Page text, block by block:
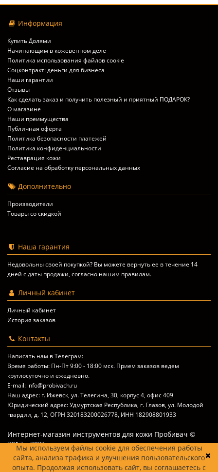
Мы используем файлы cookie для обеспечения работы
сайта, анализа трафика и улучшения пользовательского
опыта. Продолжая использовать сайт, вы соглашаетесь с
Информация
Купить Долями
Начинающим в кожевенном деле
Политика использования файлов cookie
Соцконтракт: деньги для бизнеса
Наши гарантии
Отзывы
Как сделать заказ и получить полезный и приятный ПОДАРОК?
О магазине
Наши преимущества
Публичная оферта
Политика безопасности платежей
Политика конфиденциальности
Реставрация кожи
Согласие на обработку персональных данных
Дополнительно
Производители
Товары со скидкой
Наша гарантия
Недовольны своей покупкой? Вы можете вернуть ее в течение 14
дней с даты продажи, согласно нашим правилам.
Личный кабинет
Личный кабинет
История заказов
Контакты
Написать нам в Телеграм:
Время работы: Пн-Пт 9:00 - 18:00 мск. Прием заказов ведем
круглосуточно и ежедневно.
E-mail: info@probivach.ru
Наш адрес: г. Ижевск, ул. Телегина, 30, корпус 4, офис 409
Юридический адрес: Удмуртская Республика, г. Глазов, ул. Молодой
гвардии, д. 12, ОГРН 320183200026778, ИНН 182908801933
Интернет-магазин инструментов для кожи Пробивач ©
2017 – 2026